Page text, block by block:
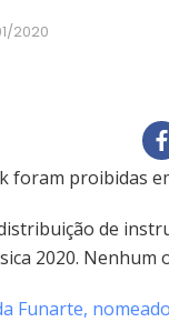
2020
foram proibidas
de
2020.
Funarte,